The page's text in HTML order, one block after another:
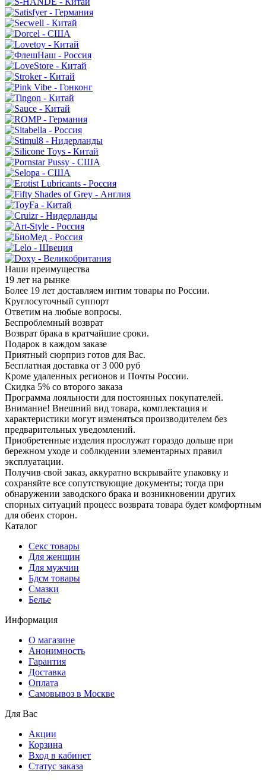
Наши преимущества
19 лет на рынке
Более 19 лет доставляем интим товары по России.
Круглосуточный суппорт
Ответим на любые вопросы.
Беспроблемный возврат
Возврат брака в кратчайшие сроки.
Подарок в каждом заказе
Приятный сюрприз готов для Вас.
Бесплатная доставка от 3 000 руб
Кроме удаленных регионов и Почты России.
Скидка 5% со второго заказа
Программа лояльности для постоянных покупателей.
Внимание! Внешний вид товара, комплектация и
характеристики могут изменяться производителем без
предварительных уведомлений.
Приобретенные изделия прослужат гораздо дольше при
бережном уходе и соблюдении элементарных правил
эксплуатации.
Получив свой заказ, аккуратно вскрывайте упаковку и
сохраняйте все сопутствующие документы; тогда при
обнаружении заводского брака и возникновении других
спорных ситуаций процесс возврата товара будет комфортным
для обеих сторон.
Каталог
Секс товары
Для женщин
Для мужчин
Бдсм товары
Смазки
Белье
Информация
О магазине
Анонимность
Гарантия
Доставка
Oплата
Самовывоз в Москве
Для Вас
Акции
Корзина
Вход в кабинет
Статус заказа